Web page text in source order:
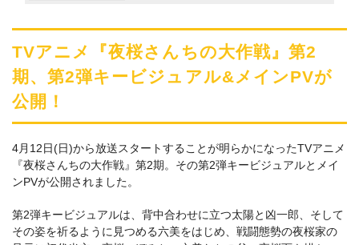
TVアニメ『夜桜さんちの大作戦』第2
期、第2弾キービジュアル&メインPVが
公開！
4月12日(日)から放送スタートすることが明らかになったTVアニメ
『夜桜さんちの大作戦』第2期。その第2弾キービジュアルとメイ
ンPVが公開されました。
第2弾キービジュアルは、背中合わせに立つ太陽と凶一郎、そして
その姿を祈るように見つめる六美をはじめ、戦闘態勢の夜桜家の